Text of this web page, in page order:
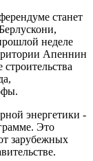
станет
неделе
Апеннин
энергетики -
Это
зарубежных